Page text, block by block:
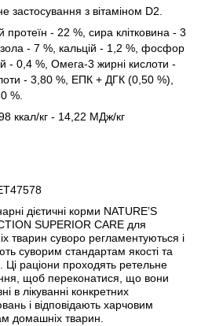
застосування з вітаміном D2.
протеїн - 22 %, сира клітковина - 3
- 7 %, кальцій - 1,2 %, фосфор
- 0,4 %, Омега-3 жирні кислоти -
- 3,80 %, ЕПК + ДГК (0,50 %),
%.
ккал/кг - 14,22 МДж/кг
дієтичні корми NATURE’S
SUPERIOR CARE для
тварин суворо регламентуються і
суворим стандартам якості та
Ці раціони проходять ретельне
щоб переконатися, що вони
в лікуванні конкретних
і відповідають харчовим
домашніх тварин.